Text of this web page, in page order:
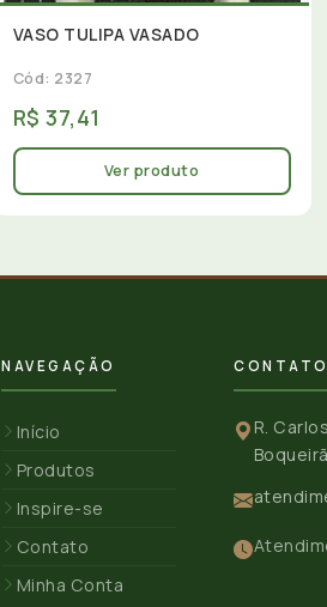
VASO TULIPA VASADO
Cód: 2327
R$ 37,41
Ver produto
NAVEGAÇÃO
Início
Produtos
Inspire-se
Contato
Minha Conta
CONTATO
R.